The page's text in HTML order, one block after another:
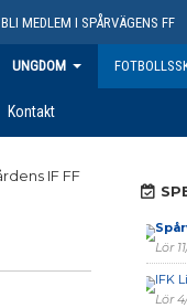
BLI MEDLEM I SPÅRVÄGENS FF
UNGDOM
Kontakt
Lör
IFK
Lör